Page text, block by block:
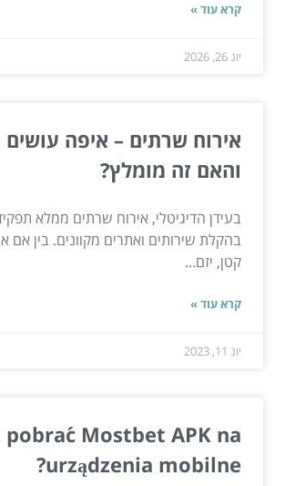
קרא עוד »
יונ 26, 2026
אירוח שרתים – איפה
והאם זה מומלץ?
בעידן הדיגיטלי, אירוח שרתים ממלא
בהקלת שירותים ואתרים מקוונים. בין
קטן, יזם...
קרא עוד »
יונ 11, 2023
pobrać Mostbet APK na
urządzenia mobilne?